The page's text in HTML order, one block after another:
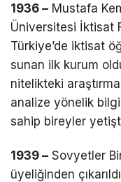
1936 – Mustafa
Üniversitesi İktisat
Türkiye’de iktisat
sunan ilk kurum
nitelikteki
analize yönelik
sahip bireyler
1939 – Sovyetler
üyeliğinden